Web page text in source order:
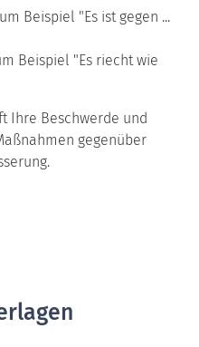
Beispiel "Es ist gegen ...
Beispiel "Es riecht wie
Ihre Beschwerde und
gegenüber